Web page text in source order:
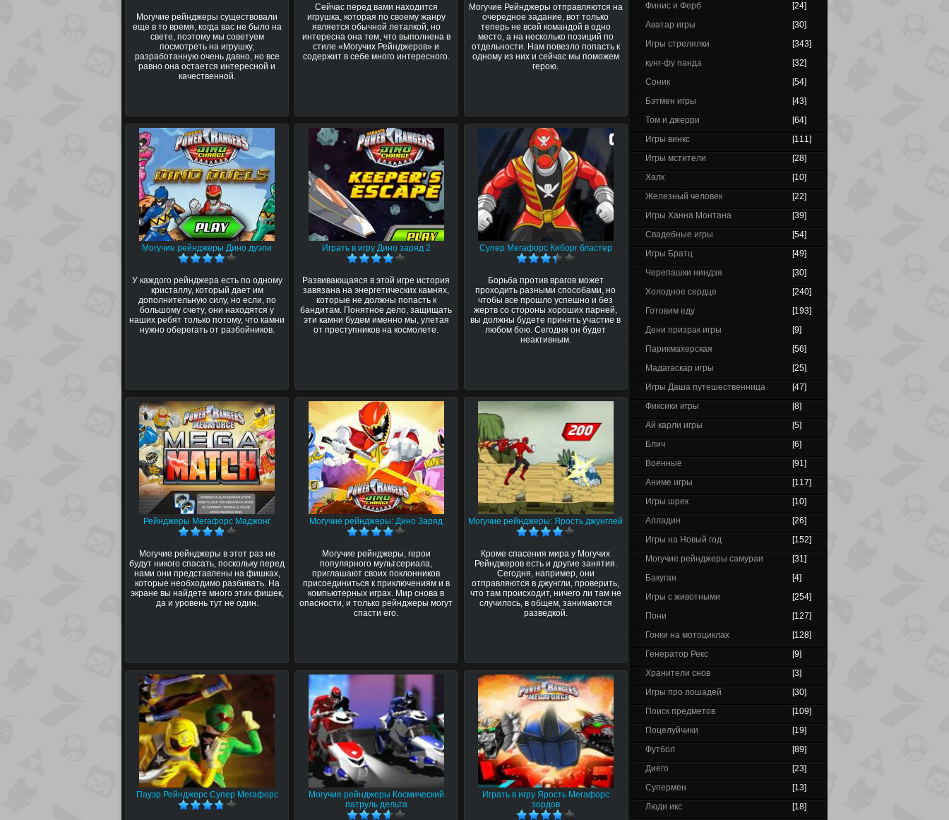
Могучие рейнджеры существовали
еще в то время, когда вас не было на
свете, поэтому мы советуем
посмотреть на игрушку,
разработанную очень давно, но все
равно она остается интересной и
качественной.
Сейчас перед вами находится
игрушка, которая по своему жанру
является обычной леталкой, но
интересна она тем, что выполнена в
стиле «Могучих Рейнджеров» и
содержит в себе много интересного.
Могучие Рейнджеры отправляются на
очередное задание, вот только
теперь не всей командой в одно
место, а на несколько позиций по
отдельности. Нам повезло попасть к
одному из них и сейчас мы поможем
герою.
Могучие рейнджеры Дино дуэли
У каждого рейнджера есть по одному
кристаллу, который дает им
дополнительную силу, но если, по
большому счету, они находятся у
наших ребят только потому, что камни
нужно оберегать от разбойников.
Играть в игру Дино заряд 2
Развивающаяся в этой игре история
завязана на энергетических камнях,
которые не должны попасть к
бандитам. Понятное дело, защищать
эти камни будем именно мы, улетая
от преступников на космолете.
Супер Мегафорс Киборг бластер
Борьба против врагов может
проходить разными способами, но
чтобы все прошло успешно и без
жертв со стороны хороших парней,
вы должны будете принять участие в
любом бою. Сегодня он будет
неактивным.
Рейнджеры Мегафорс Маджонг
Могучие рейнджеры в этот раз не
будут никого спасать, поскольку перед
нами они представлены на фишках,
которые необходимо разбивать. На
экране вы найдете много этих фишек,
да и уровень тут не один.
Могучие рейнджеры: Дино Заряд
Могучие рейнджеры, герои
популярного мультсериала,
приглашают своих поклонников
присоединиться к приключениям и в
компьютерных играх. Мир снова в
опасности, и только рейнджеры могут
спасти его.
Могучие рейнджеры: Ярость джунглей
Кроме спасения мира у Могучих
Рейнджеров есть и другие занятия.
Сегодня, например, они
отправляются в джунгли, проверить,
что там происходит, ничего ли там не
случилось, в общем, занимаются
разведкой.
Пауэр Рейнджерс Супер Мегафорс
Могучие рейнджеры Космический
патруль дельта
Играть в игру Ярость Мегафорс
зордов
Финис и Ферб
[24]
Аватар игры
[30]
Игры стрелялки
[343]
кунг-фу панда
[32]
Соник
[54]
Бэтмен игры
[43]
Том и джерри
[64]
Игры винкс
[111]
Игры мстители
[28]
Халк
[10]
Железный человек
[22]
Игры Ханна Монтана
[39]
Свадебные игры
[54]
Игры Братц
[49]
Черепашки ниндзя
[30]
Холодное сердце
[240]
Готовим еду
[193]
Дени призрак игры
[9]
Парикмахерская
[56]
Мадагаскар игры
[25]
Игры Даша путешественница
[47]
Фиксики игры
[8]
Ай карли игры
[5]
Блич
[6]
Военные
[91]
Аниме игры
[117]
Игры шрек
[10]
Алладин
[26]
Игры на Новый год
[152]
Могучие рейнджеры самураи
[31]
Бакуган
[4]
Игры с животными
[254]
Пони
[127]
Гонки на мотоциклах
[128]
Генератор Рекс
[9]
Хранители снов
[3]
Игры про лошадей
[30]
Поиск предметов
[109]
Поцелуйчики
[19]
Футбол
[89]
Диего
[23]
Супермен
[13]
Люди икс
[18]